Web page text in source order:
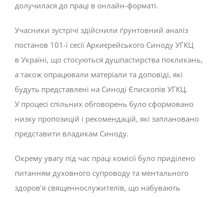
долучилася до праці в онлайн-форматі.
Учасники зустрічі здійснили ґрунтовний аналіз
постанов 101-ї сесії Архиєрейського Синоду УГКЦ
в Україні, що стосуються душпастирства покликань,
а також опрацювали матеріали та доповіді, які
будуть представлені на Синоді Єпископів УГКЦ.
У процесі спільних обговорень було сформовано
низку пропозицій і рекомендацій, які заплановано
представити владикам Синоду.
Окрему увагу під час праці комісії було приділено
питанням духовного супроводу та ментального
здоров’я священнослужителів, що набувають